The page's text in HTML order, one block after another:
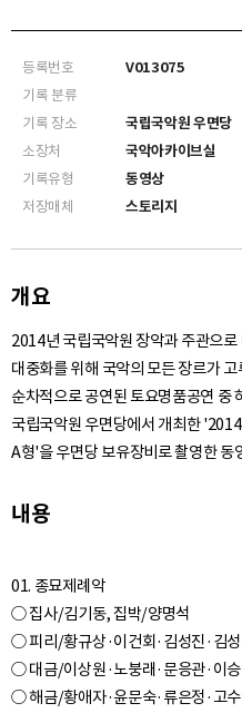
등록번호
V013075
기록 분류
기록 장소
국립국악원 우면당
소장처
국악아카이브실
기록유형
동영상
저장매체
스토리지
개요
2014년 국립국악원 장악과 주관으
대중화를 위해 국악의 모든 장르가
순차적으로 공연된 토요명품공연 중
국립국악원 우면당에서 개최한
A형'을 우면당 보유장비로 촬영한 동
내용
01. 종묘제례악
○ 집사/김기동, 집박/양명석
○ 피리/황규상·이건회·김성진·김
○ 대금/이상원·노붕래·문응관·이
○ 해금/황애자·윤문숙·류은정·고